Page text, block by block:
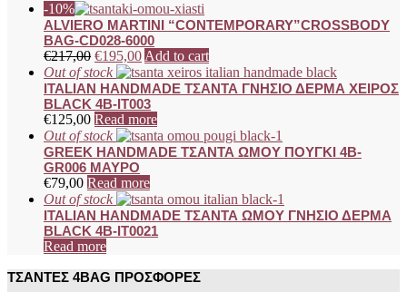
-10%
ALVIERO MARTINI “CONTEMPORARY”CROSSBODY
BAG-CD028-6000
€217,00 €195,00 Add to cart
Out of stock
ITALIAN HANDMADE ΤΣΑΝΤΑ ΓΝΗΣΙΟ ΔΕΡΜΑ ΧΕΙΡΟΣ
BLACK 4B-IT003
€125,00 Read more
Out of stock
GREEK HANDMADE ΤΣΑΝΤΑ ΩΜΟΥ ΠΟΥΓΚΙ 4B-
GR006 ΜΑΥΡΟ
€79,00 Read more
Out of stock
ITALIAN HANDMADE ΤΣΑΝΤΑ ΩΜΟΥ ΓΝΗΣΙΟ ΔΕΡΜΑ
BLACK 4B-IT0021
Read more
ΤΣΑΝΤΕΣ 4BAG ΠΡΟΣΦΟΡΕΣ